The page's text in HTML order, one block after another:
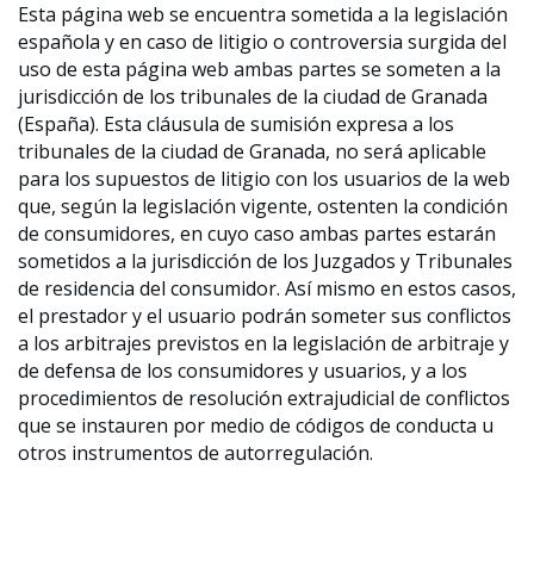
Esta página web se encuentra sometida a la legislación
española y en caso de litigio o controversia surgida del
uso de esta página web ambas partes se someten a la
jurisdicción de los tribunales de la ciudad de Granada
(España). Esta cláusula de sumisión expresa a los
tribunales de la ciudad de Granada, no será aplicable
para los supuestos de litigio con los usuarios de la web
que, según la legislación vigente, ostenten la condición
de consumidores, en cuyo caso ambas partes estarán
sometidos a la jurisdicción de los Juzgados y Tribunales
de residencia del consumidor. Así mismo en estos casos,
el prestador y el usuario podrán someter sus conflictos
a los arbitrajes previstos en la legislación de arbitraje y
de defensa de los consumidores y usuarios, y a los
procedimientos de resolución extrajudicial de conflictos
que se instauren por medio de códigos de conducta u
otros instrumentos de autorregulación.